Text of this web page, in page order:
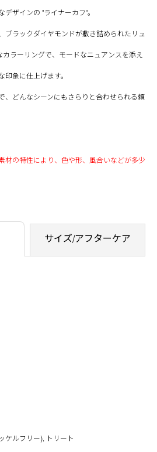
ザインの "ライナーカフ"。
ブラックダイヤモンドが敷き詰められたリュ
ラーリングで、モードなニュアンスを添え
象に仕上げます。
、どんなシーンにもさらりと合わせられる頼
の特性により、色や形、風合いなどが多少
サイズ/アフターケア
ケルフリー), トリート